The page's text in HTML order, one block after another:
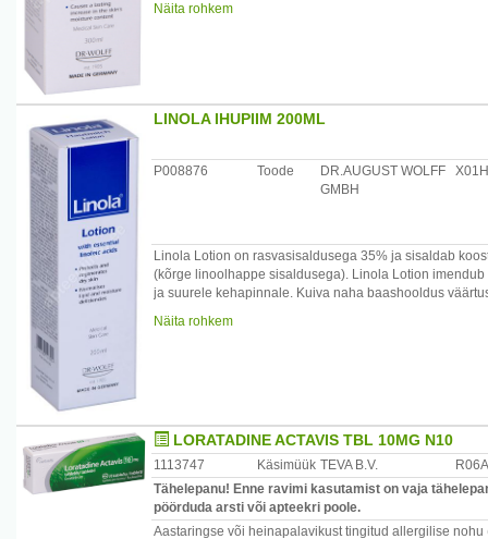
muutub nahk pehmeks ja siledaks. Sobib lastele, sest
Näita rohkem
LINOLA IHUPIIM 200ML
P008876 Toode
DR.AUGUST WOLFF
GMBH
X01H
Linola Lotion on rasvasisaldusega 35% ja sisaldab
(kõrge linoolhappe sisaldusega). Linola Lotion
ja suurele kehapinnale. Kuiva naha baashooldus
Sobib kuiva ja koormatud naha igapäevaseks
Näita rohkem
LORATADINE ACTAVIS TBL 10MG N10
1113747 Käsimüük TEVA B.V.
Tähelepanu! Enne ravimi kasutamist on vaja
pöörduda arsti või apteekri poole.
Aastaringse või heinapalavikust tingitud allergilise